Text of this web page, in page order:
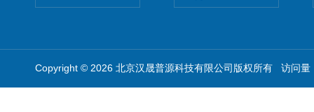
Copyright © 2026 北京汉晟普源科技有限公司版权所有 访问量